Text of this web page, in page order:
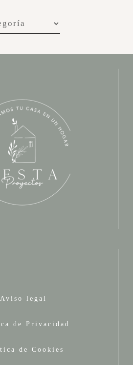
Aviso legal
de Privacidad
de Cookies